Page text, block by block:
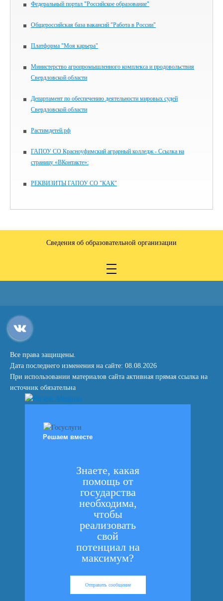
Федеральный портал "Российское образование"
Общероссийская база вакансий "Работа в России"
Платформа "Моя карьера"
Министерство агропромышленного комплекса и продовольствия
Свердловской области
Департамент по обеспечению деятельности мировых судей
Свердловской области
Растимдетей.рф
ГАПОУ СО Красноуфимский аграрный колледж - Ссылка на
страницу «ВКонтакте»:
РЕКВИЗИТЫ ГАПОУ СО "КАК"
Сведения об образовательной организации
Все права защищены.
Дата последнего изменения на сайте: 08.08.2026
При использовании материалов сайта активная прямая ссылка на
источник обязательна
Решаем вместе
Знаете, какая
помощь от
государства
необходима,
чтобы
реализовать
свой
потенциал на
максимум?
Отправить сообщение